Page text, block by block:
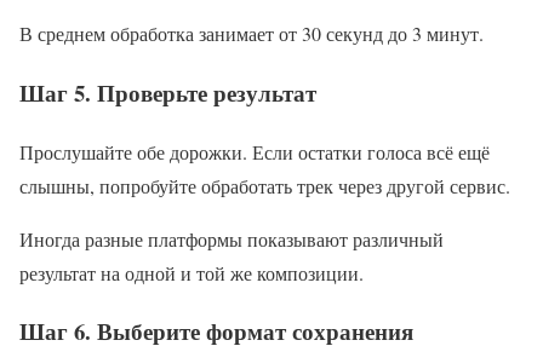
В среднем обработка занимает от 30 секунд до 3 минут.
Шаг 5. Проверьте результат
Прослушайте обе дорожки. Если остатки голоса всё ещё
слышны, попробуйте обработать трек через другой сервис.
Иногда разные платформы показывают различный
результат на одной и той же композиции.
Шаг 6. Выберите формат сохранения